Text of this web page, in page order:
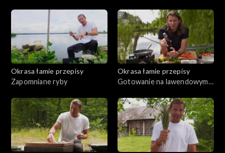
Okrasa łamie przepisy
Zapomniane ryby
Okrasa łamie przepisy
Gotowanie na lawendowym